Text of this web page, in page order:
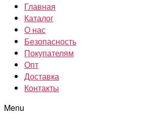
Главная
Каталог
О нас
Безопасность
Покупателям
Опт
Доставка
Контакты
Menu